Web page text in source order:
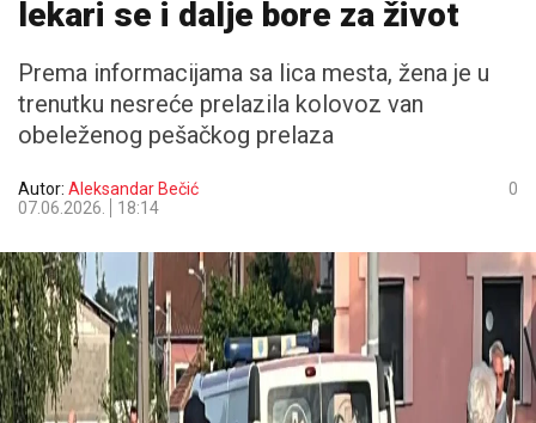
lekari se i dalje bore za život
Prema informacijama sa lica mesta, žena je u
trenutku nesreće prelazila kolovoz van
obeleženog pešačkog prelaza
Autor: Aleksandar Bečić
07.06.2026.
18:14
0